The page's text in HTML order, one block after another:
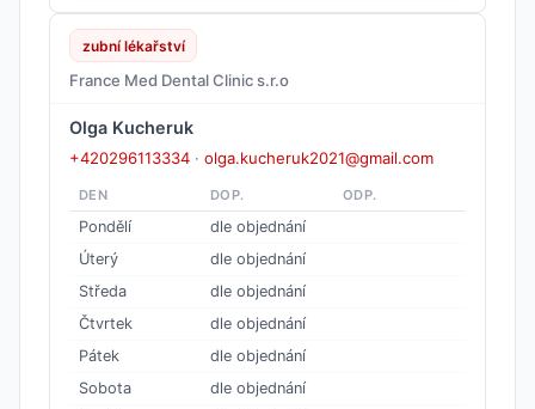
zubní lékařství
France Med Dental Clinic s.r.o
Olga Kucheruk
+420296113334 · olga.kucheruk2021@gmail.com
DEN DOP. ODP.
Pondělí
dle objednání
Úterý
dle objednání
Středa
dle objednání
Čtvrtek
dle objednání
Pátek
dle objednání
Sobota
dle objednání